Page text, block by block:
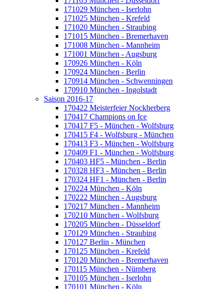
171029 München - Iserlohn
171025 München - Krefeld
171020 München - Straubing
171015 München - Bremerhaven
171008 München - Mannheim
171001 München - Augsburg
170926 München - Köln
170924 München - Berlin
170914 München - Schwenningen
170910 München - Ingolstadt
Saison 2016-17
170422 Meisterfeier Nockherberg
170417 Champions on Ice
170417 F5 - München - Wolfsburg
170415 F4 - Wolfsburg - München
170413 F3 - München - Wolfsburg
170409 F1 - München - Wolfsburg
170403 HF5 - München - Berlin
170328 HF3 - München - Berlin
170324 HF1 - München - Berlin
170224 München - Köln
170222 München - Augsburg
170217 München - Mannheim
170210 München - Wolfsburg
170205 München - Düsseldorf
170129 München - Straubing
170127 Berlin - München
170125 München - Krefeld
170120 München - Bremerhaven
170115 München - Nürnberg
170105 München - Iserlohn
170101 München - Köln